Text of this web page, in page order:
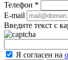
Телефон *
E-mail
Введите текст с
Я согласен на